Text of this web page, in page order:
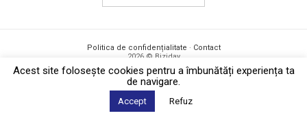
Politica de confidențialitate · Contact
2026 © Biziday
Acest site foloseşte cookies pentru a îmbunătăți experiența ta
de navigare.
Accept Refuz